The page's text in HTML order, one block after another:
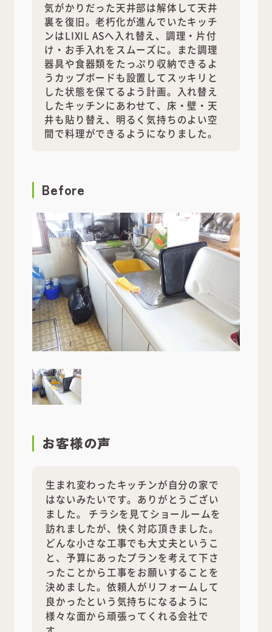
気がかりだった天井部は解体して天井
裏を復旧。老朽化が進んでいたキッチ
ンはLIXIL ASへ入れ替え、調理・片付
け・お手入れをスムーズに。また調理
器具や食器類をたっぷり収納できるよ
うカップボードも設置してスッキリと
した状態を保てるよう計画。入れ替え
したキッチンにあわせて、床・壁・天
井も貼り替え、明るく気持ちのよい空
間で料理ができるようになりました。
Before
お客様の声
生まれ変わったキッチンが自分の家で
はないみたいです。ありがとうござい
ました。 チラシを見てショールームを
訪れましたが、快く対応頂きました。
どんな小さな工事でも大丈夫というこ
と、予算にあったプランを考えて下さ
ったことから工事をお願いすることを
決めました。依頼人がリフォームして
良かったという気持ちになるように
様々な面から頑張ってくれる会社で